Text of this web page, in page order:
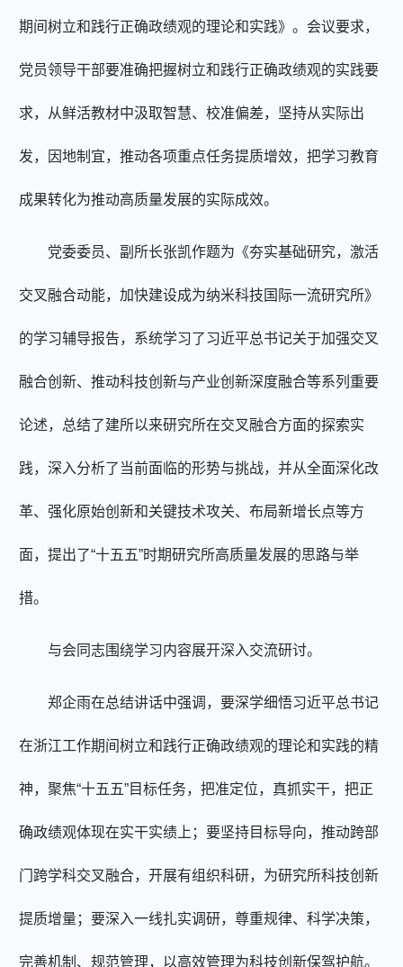
期间树立和践行正确政绩观的理论和实践》。会议要求，
党员领导干部要准确把握树立和践行正确政绩观的实践要
求，从鲜活教材中汲取智慧、校准偏差，坚持从实际出
发，因地制宜，推动各项重点任务提质增效，把学习教育
成果转化为推动高质量发展的实际成效。
党委委员、副所长张凯作题为《夯实基础研究，激活
交叉融合动能，加快建设成为纳米科技国际一流研究所》
的学习辅导报告，系统学习了习近平总书记关于加强交叉
融合创新、推动科技创新与产业创新深度融合等系列重要
论述，总结了建所以来研究所在交叉融合方面的探索实
践，深入分析了当前面临的形势与挑战，并从全面深化改
革、强化原始创新和关键技术攻关、布局新增长点等方
面，提出了“十五五”时期研究所高质量发展的思路与举
措。
与会同志围绕学习内容展开深入交流研讨。
郑企雨在总结讲话中强调，要深学细悟习近平总书记
在浙江工作期间树立和践行正确政绩观的理论和实践的精
神，聚焦“十五五”目标任务，把准定位，真抓实干，把正
确政绩观体现在实干实绩上；要坚持目标导向，推动跨部
门跨学科交叉融合，开展有组织科研，为研究所科技创新
提质增量；要深入一线扎实调研，尊重规律、科学决策，
完善机制、规范管理，以高效管理为科技创新保驾护航。